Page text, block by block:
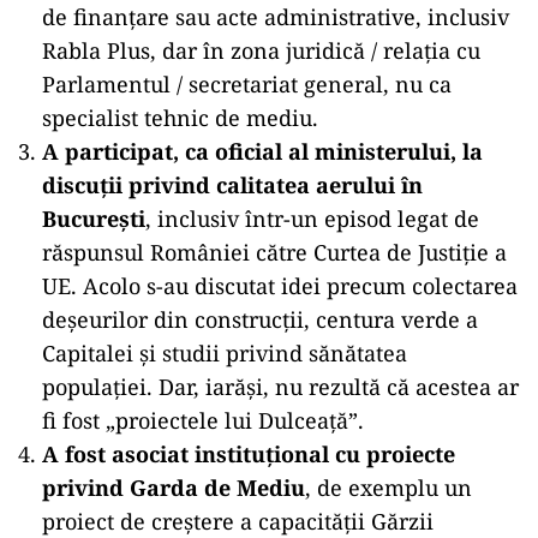
de finanțare sau acte administrative, inclusiv
Rabla Plus, dar în zona juridică / relația cu
Parlamentul / secretariat general, nu ca
specialist tehnic de mediu.
A participat, ca oficial al ministerului, la
discuții privind calitatea aerului în
București, inclusiv într-un episod legat de
răspunsul României către Curtea de Justiție a
UE. Acolo s-au discutat idei precum colectarea
deșeurilor din construcții, centura verde a
Capitalei și studii privind sănătatea
populației. Dar, iarăși, nu rezultă că acestea ar
fi fost „proiectele lui Dulceață”.
A fost asociat instituțional cu proiecte
privind Garda de Mediu, de exemplu un
proiect de creștere a capacității Gărzii